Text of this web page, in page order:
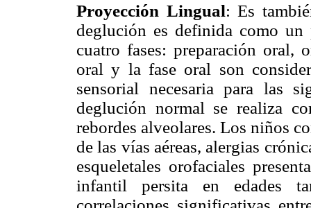
Proyección Lingual: Es
deglución es definida como
cuatro fases: preparación oral,
oral y la fase oral son
sensorial necesaria para las
deglución normal se realiza
rebordes alveolares. Los niños
de las vías aéreas, alergias
esqueletales orofaciales
infantil persita en edades